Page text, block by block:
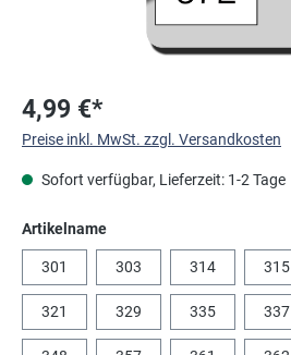
4,99 €*
Preise inkl. MwSt. zzgl. Versandkosten
Sofort verfügbar, Lieferzeit: 1-2 Tage
Artikelnameauswählen
301 303 314 315
321 329 335 337